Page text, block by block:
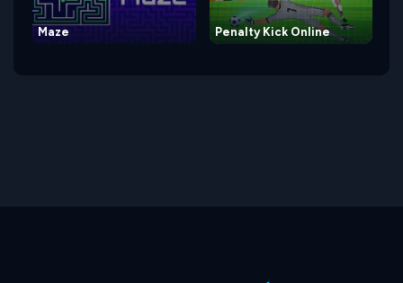
Maze Penalty Kick Online